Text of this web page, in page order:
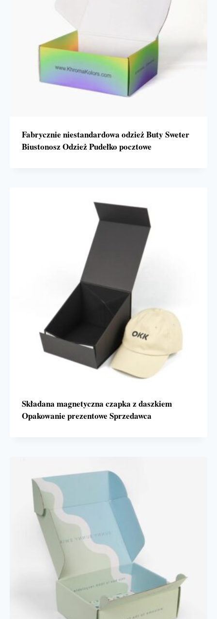
Fabrycznie niestandardowa odzież Buty Sweter
Biustonosz Odzież Pudełko pocztowe
Składana magnetyczna czapka z daszkiem
Opakowanie prezentowe Sprzedawca